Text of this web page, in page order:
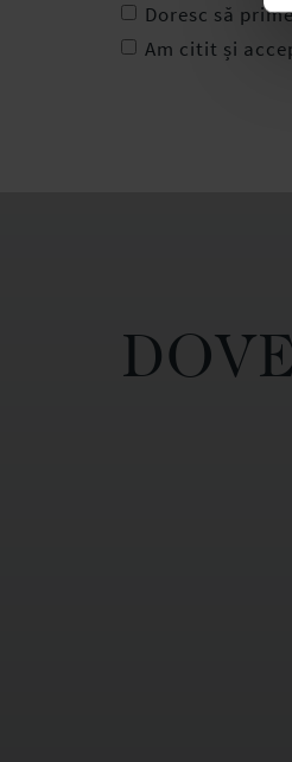
Doresc să
Am citit și